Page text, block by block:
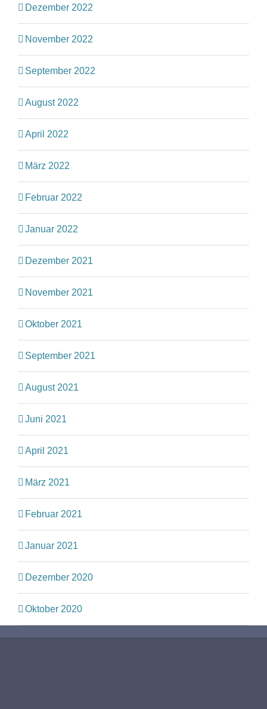
Dezember 2022
November 2022
September 2022
August 2022
April 2022
März 2022
Februar 2022
Januar 2022
Dezember 2021
November 2021
Oktober 2021
September 2021
August 2021
Juni 2021
April 2021
März 2021
Februar 2021
Januar 2021
Dezember 2020
Oktober 2020